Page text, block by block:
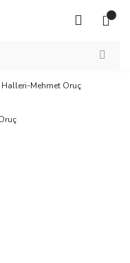
Mehmet Oruç